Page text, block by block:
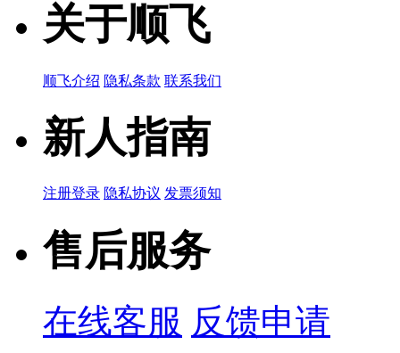
关于顺飞
顺飞介绍 隐私条款 联系我们
新人指南
注册登录 隐私协议 发票须知
售后服务
在线客服 反馈申请